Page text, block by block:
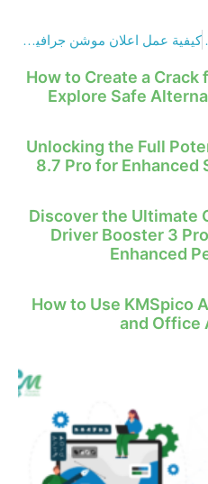
فقط كيفية عمل اعلان موشن جرافيك في 7 خطوات فقط
How to Create a Crack
Explore Safe
Unlocking the Full
8.7 Pro for Enhanced
Discover the Ultimate
Driver Booster 3
Enhanced
How to Use KMSpico
and Office